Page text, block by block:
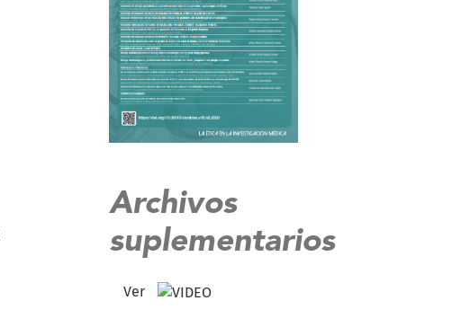
Archivos
suplementarios
Ver